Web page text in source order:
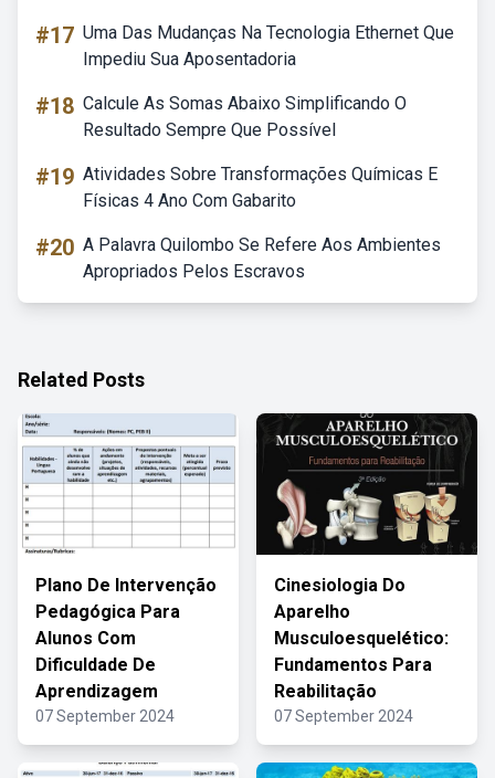
#17 Uma Das Mudanças Na Tecnologia Ethernet Que
Impediu Sua Aposentadoria
#18 Calcule As Somas Abaixo Simplificando O
Resultado Sempre Que Possível
#19 Atividades Sobre Transformações Químicas E
Físicas 4 Ano Com Gabarito
#20 A Palavra Quilombo Se Refere Aos Ambientes
Apropriados Pelos Escravos
Related Posts
Plano De Intervenção
Pedagógica Para
Alunos Com
Dificuldade De
Aprendizagem
07 September 2024
Cinesiologia Do
Aparelho
Musculoesquelético:
Fundamentos Para
Reabilitação
07 September 2024